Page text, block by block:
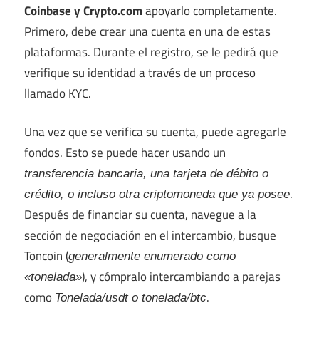
Coinbase y Crypto.comapoyarlo completamente.
Primero, debe crear una cuenta en una de estas
plataformas. Durante el registro, se le pedirá que
verifique su identidad a través de un proceso
llamado KYC.
Una vez que se verifica su cuenta, puede agregarle
fondos. Esto se puede hacer usando un
transferencia bancaria, una tarjeta de débito o
crédito, o incluso otra criptomoneda que ya posee.
Después de financiar su cuenta, navegue a la
sección de negociación en el intercambio, busque
Toncoin (generalmente enumerado como
«tonelada»), y cómpralo intercambiando a parejas
como Tonelada/usdt o tonelada/btc.